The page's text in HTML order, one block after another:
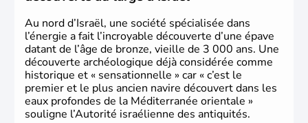
Au nord d’Israël, une société spécialisée dans
l’énergie a fait l’incroyable découverte d’une épave
datant de l’âge de bronze, vieille de 3 000 ans. Une
découverte archéologique déjà considérée comme
historique et « sensationnelle » car « c’est le
premier et le plus ancien navire découvert dans les
eaux profondes de la Méditerranée orientale »
souligne l’Autorité israélienne des antiquités.